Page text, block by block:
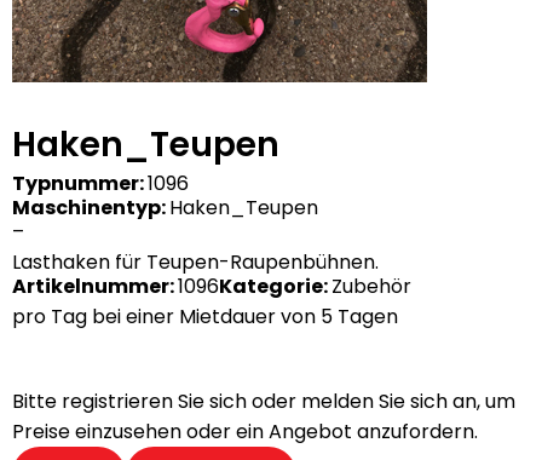
Haken_Teupen
Typnummer:1096
Maschinentyp:Haken_Teupen
–
Lasthaken für Teupen-Raupenbühnen.
Artikelnummer:1096Kategorie:Zubehör
pro Tag bei einer Mietdauer von 5 Tagen
Bitte registrieren Sie sich oder melden Sie sich an, um
Preise einzusehen oder ein Angebot anzufordern.